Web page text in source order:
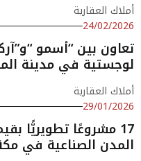
أملاك العقارية
24/02/2026
تعاون بين “أسمو
لوجستية في مدينة
أملاك العقارية
29/01/2026
المدن الصناعية في